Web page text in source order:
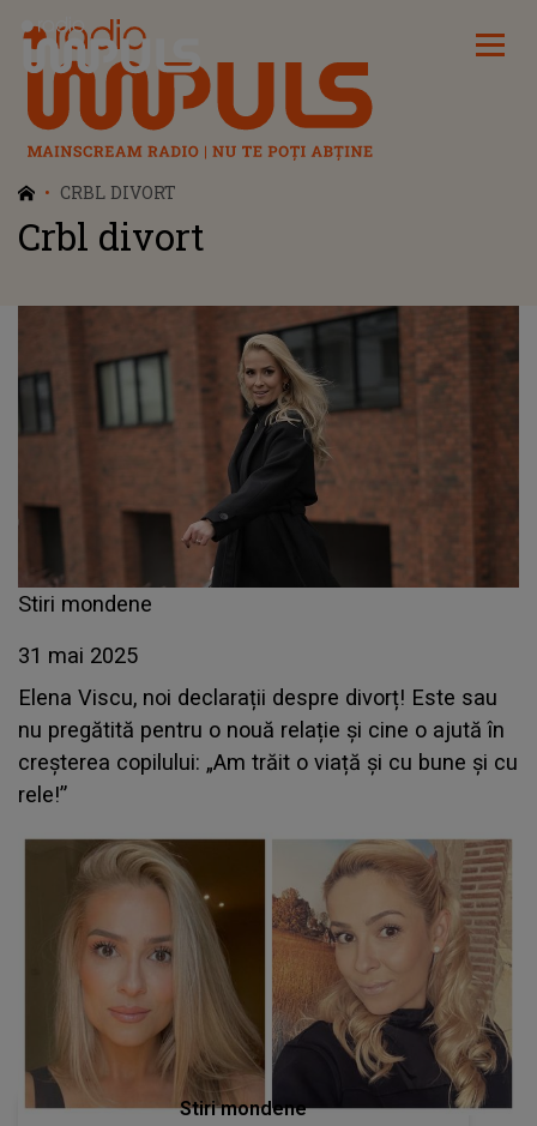
Radio Impuls
CRBL DIVORT
Crbl divort
Stiri mondene
31 mai 2025
Elena Viscu, noi declarații despre divorț! Este sau
nu pregătită pentru o nouă relație și cine o ajută în
creșterea copilului: „Am trăit o viață și cu bune și cu
rele!”
Stiri mondene